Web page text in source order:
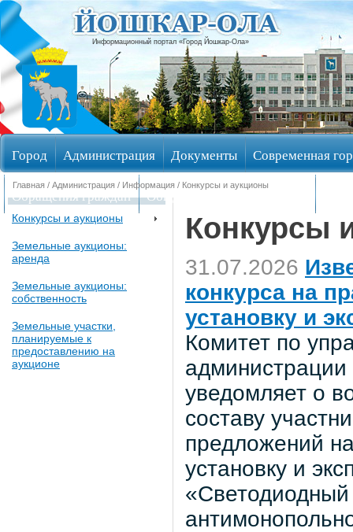
Информационный портал «Город Йошкар-Ола»
Город Администрация Документы Современная
Обращения граждан Общественные обсуждения
Главная / Администрация / Информация / Конкурсы и аукционы
Конкурсы и аукционы
Земельные аукционы:
аренда
Земельные аукционы:
собственность
Земельные участки,
планируемые к
предоставлению на
аукционе
Конкурсы
31.07.2026
конкурса на
установку и
Комитет по
администрации
уведомляет о
составу
предложений
установку и